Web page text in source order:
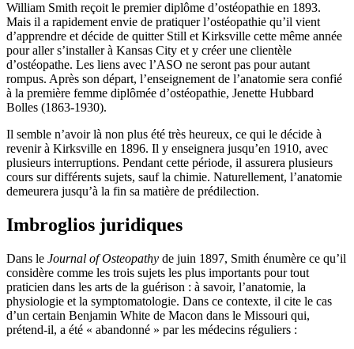
William Smith reçoit le premier diplôme d’ostéopathie en 1893.
Mais il a rapidement envie de pratiquer l’ostéopathie qu’il vient
d’apprendre et décide de quitter Still et Kirksville cette même année
pour aller s’installer à Kansas City et y créer une clientèle
d’ostéopathe. Les liens avec l’ASO ne seront pas pour autant
rompus. Après son départ, l’enseignement de l’anatomie sera confié
à la première femme diplômée d’ostéopathie, Jenette Hubbard
Bolles (1863-1930).
Il semble n’avoirlà non plus été très heureux, ce qui le décide à
revenir à Kirksville en 1896. Il y enseignera jusqu’en 1910, avec
plusieurs interruptions. Pendant cette période, il assurera plusieurs
cours sur différents sujets, sauf la chimie. Naturellement, l’anatomie
demeurera jusqu’à la fin sa matière de prédilection.
Imbroglios juridiques
Dans le Journal of Osteopathy de juin 1897, Smith énumère ce qu’il
considère comme les trois sujets les plus importants pour tout
praticien dans les arts de la guérison : à savoir, l’anatomie, la
physiologie et la symptomatologie. Dans ce contexte, il cite le cas
d’un certain Benjamin White de Macon dans le Missouri qui,
prétend-il, a été « abandonné » par les médecins réguliers :